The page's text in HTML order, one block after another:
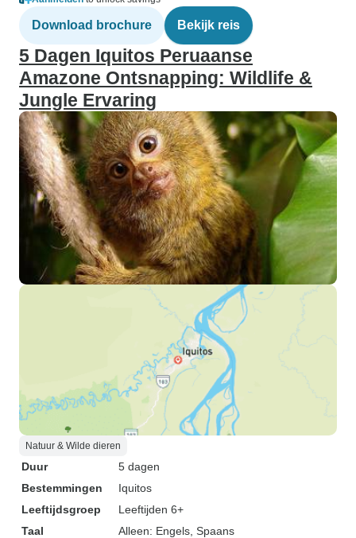
Download brochure Bekijk reis
5 Dagen Iquitos Peruaanse
Amazone Ontsnapping: Wildlife &
Jungle Ervaring
Natuur & Wilde dieren
Duur
5 dagen
Bestemmingen
Iquitos
Leeftijdsgroep
Leeftijden 6+
Taal
Alleen: Engels, Spaans